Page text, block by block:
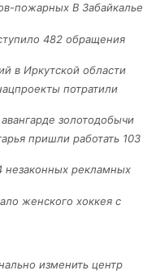
пожарных В Забайкалье
482 обращения
в Иркутской области
потратили
золотодобычи
пришли работать 103
незаконных рекламных
женского хоккея с
изменить центр